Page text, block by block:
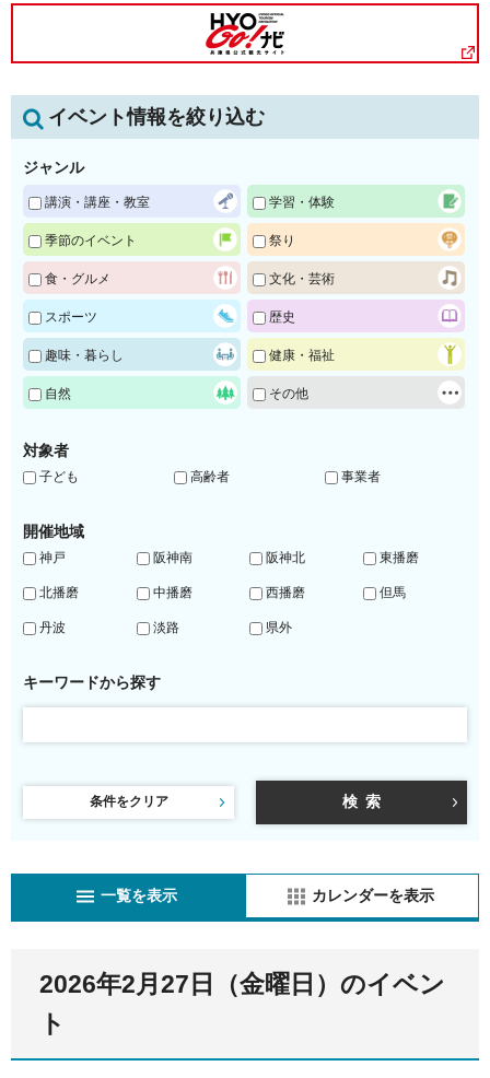
イベント情報を絞り込む
ジャンル
講演・講座・教室 学習・体験
季節のイベント 祭り
食・グルメ 文化・芸術
スポーツ 歴史
趣味・暮らし 健康・福祉
自然 その他
対象者
子ども 高齢者 事業者
開催地域
神戸 阪神南 阪神北 東播磨
北播磨 中播磨 西播磨 但馬
丹波 淡路 県外
キーワードから探す
条件をクリア
一覧を表示 カレンダーを表示
2026年2月27日（金曜日）のイベン
ト